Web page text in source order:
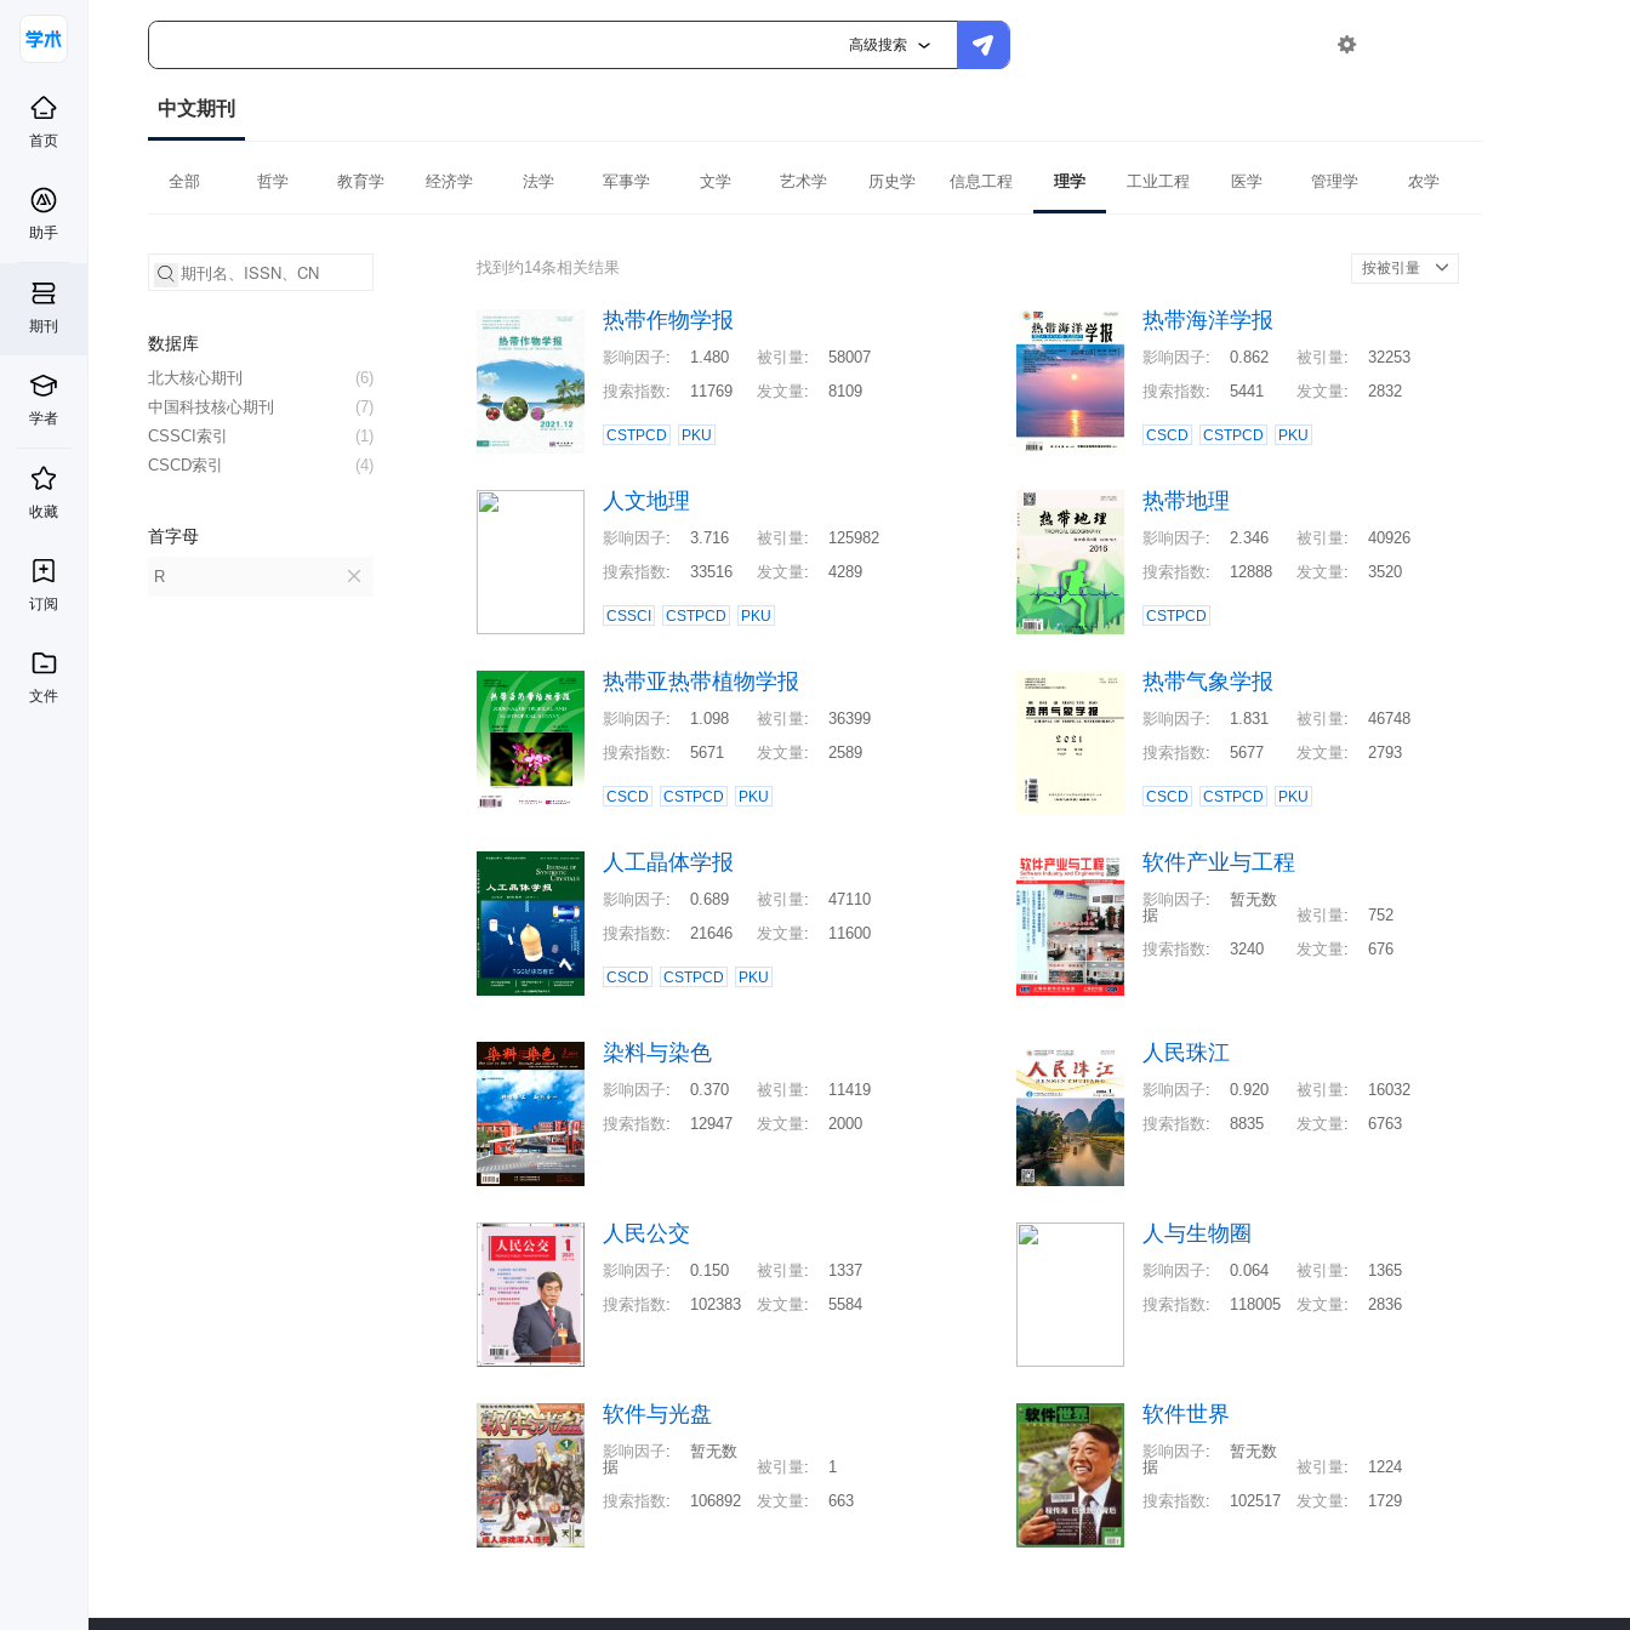
高级搜索 
首页
助手
期刊
学者
收藏
订阅
文件
中文期刊
全部 哲学 教育学 经济学 法学 军事学 文学 艺术学 历史学 信息工程 理学 工业工程 医学 管理学 农学
数据库
(6)
北大核心期刊
(7)
中国科技核心期刊
(1)
CSSCI索引
(4)
CSCD索引
首字母
R
找到约14条相关结果 按被引量
热带作物学报
影响因子: 1.480 被引量:
58007
搜索指数: 11769 发文量: 8109
CSTPCD PKU
热带海洋学报
影响因子: 0.862 被引量:
32253
搜索指数: 5441 发文量: 2832
CSCD CSTPCD PKU
人文地理
影响因子: 3.716 被引量:
125982
搜索指数: 33516 发文量: 4289
CSSCI CSTPCD PKU
热带地理
影响因子: 2.346 被引量:
40926
搜索指数: 12888 发文量: 3520
CSTPCD
热带亚热带植物学报
影响因子: 1.098 被引量:
36399
搜索指数: 5671 发文量: 2589
CSCD CSTPCD PKU
热带气象学报
影响因子: 1.831 被引量:
46748
搜索指数: 5677 发文量: 2793
CSCD CSTPCD PKU
人工晶体学报
影响因子: 0.689 被引量:
47110
搜索指数: 21646 发文量: 11600
CSCD CSTPCD PKU
软件产业与工程
影响因子:
暂无数
据
被引量:
752
搜索指数: 3240 发文量: 676
染料与染色
影响因子: 0.370 被引量:
11419
搜索指数: 12947 发文量: 2000
人民珠江
影响因子: 0.920 被引量:
16032
搜索指数: 8835 发文量: 6763
人民公交
影响因子: 0.150 被引量:
1337
搜索指数: 102383 发文量: 5584
人与生物圈
影响因子: 0.064 被引量:
1365
搜索指数: 118005 发文量: 2836
软件与光盘
影响因子:
暂无数
据
被引量:
1
搜索指数: 106892 发文量: 663
软件世界
影响因子:
暂无数
据
被引量:
1224
搜索指数: 102517 发文量: 1729